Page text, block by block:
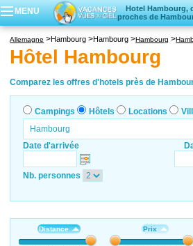
MENU
Hotel Hambourg,
proches de
Locations vacances
Villages
Allemagne Hambourg Hambourg Hambourg
Hôtel Hambourg
Comparez les offres d'hotels près de
Campings Hôtels Locations
Date d'arrivée
Nb. personnes
Distance Prix